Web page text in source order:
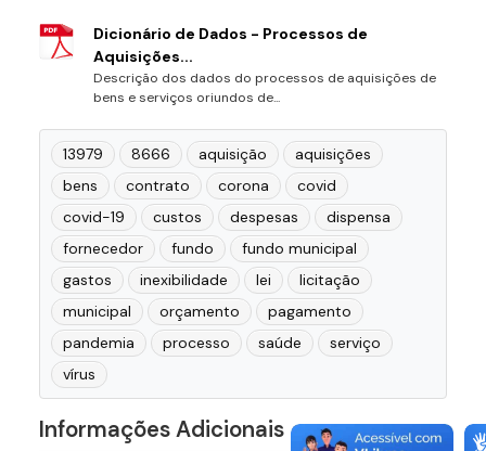
Dicionário de Dados - Processos de
Aquisições...
Descrição dos dados do processos de aquisições de
bens e serviços oriundos de...
13979 8666 aquisição
aquisições
bens
contrato corona
covid
covid-19
custos despesas
dispensa
fornecedor
fundo
fundo municipal
gastos
inexibilidade lei
licitação
municipal
orçamento
pagamento
pandemia
processo saúde
serviço
vírus
Informações Adicionais